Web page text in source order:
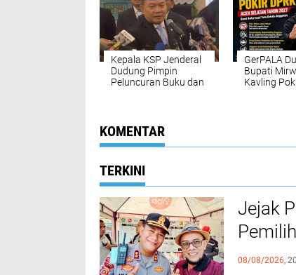
Kepala KSP Jenderal
Dudung Pimpin
Peluncuran Buku dan
Nasional
GerPALA
Bupati
Kavling
KOMENTAR
TERKINI
Jejak
08/08/2026,